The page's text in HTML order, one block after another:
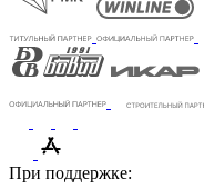
При поддержке: